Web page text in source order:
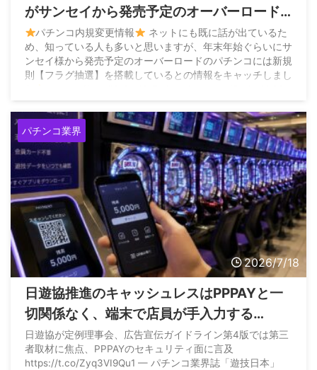
がサンセイから発売予定のオーバーロード
から搭載される模様
パチンコ内規変更情報
ネットにも既に話が出ているた
め、知っている人も多いと思いますが、年末年始ぐらいにサ
ンセイ様から発売予定のオーバーロードのパチンコには新規
則【フラグ抽選】を搭載しているとの情報をキャッチしまし
July 18, 2026
パチンコ業界
2026/7/18
日遊協推進のキャッシュレスはPPPAYと一
切関係なく、端末で店員が手入力する
PPPAYは依存症対策にならず誤入力や不正
の問題も孕んでいると明言
日遊協が定例理事会、広告宣伝ガイドライン第4版では第三
者取材に焦点、PPPAYのセキュリティ面に言及
https://t.co/Zyq3VI9Qu1 — パチンコ業界誌「遊技日本」